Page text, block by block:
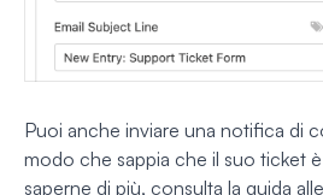
Puoi anche inviare una notifica di
modo che sappia che il suo ticket
saperne di più, consulta la guida alle